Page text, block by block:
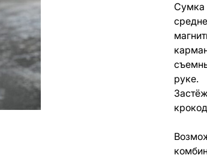
Сумка
руке.